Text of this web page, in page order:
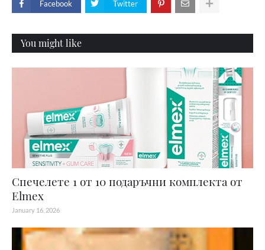
Facebook Twitter
You might like
Спечелете 1 от 10 подаръчни комплекта от
Elmex
January 16, 2026